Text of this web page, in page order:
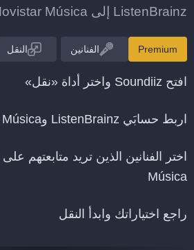
ListenBrainz إلى Movistar Música.
Premium الفنانين النقل
افتح Soundiiz واختر أداة «نقل»
اربط حسابَي ListenBrainz وMovistar Música لديك
Música
راجع اختياراتك وابدأ النقل